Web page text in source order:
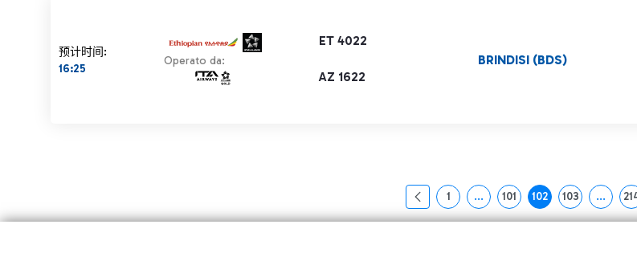
预计时间:
16:25
ET 4022
Operato da:
AZ 1622
BRINDISI (BDS)
页面
1 ...中间页面 使用 TAB 键进行导航
页面
101 页面
102 页面
103 ...中间页